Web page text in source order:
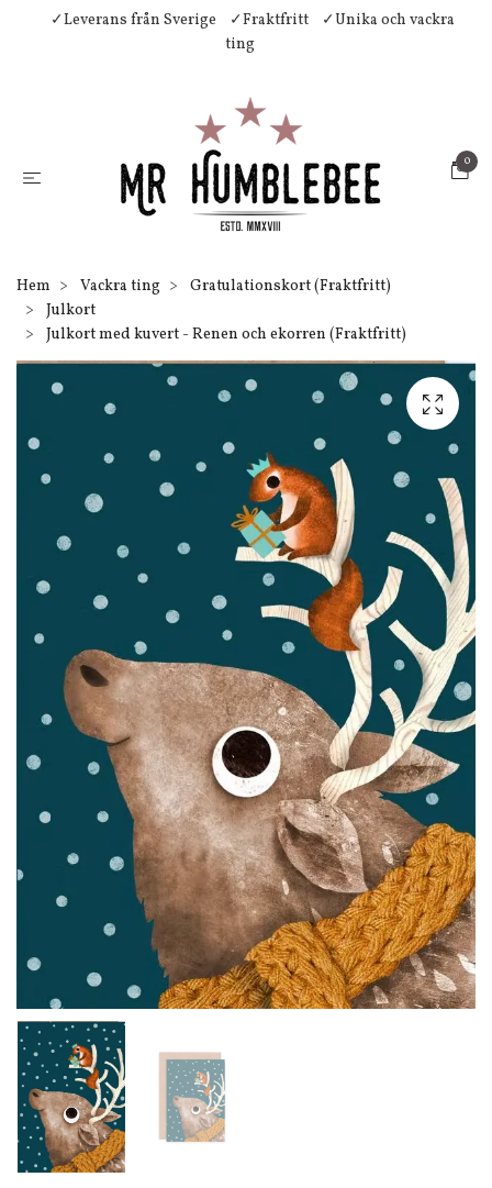
✓Leverans från Sverige ✓Fraktfritt
✓Unika och vackra
ting
0
Hem Vackra ting
Gratulationskort (Fraktfritt)
Julkort
Julkort med kuvert - Renen och ekorren (Fraktfritt)